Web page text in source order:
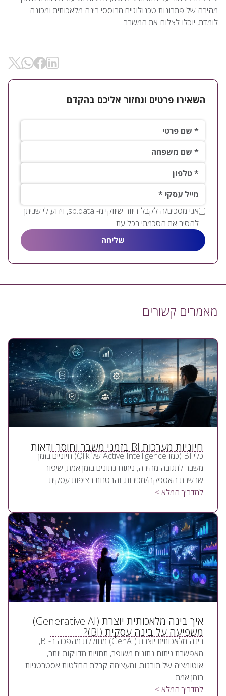
מהירה של פתרונות טכנולוגיים מבוססי בינה מלאכותית ומכונה
לומדת, יוכלו לצלוח את המשבר.
השאירו פרטים ונחזור אליכם בהקדם
שם פרטי*
שם משפחה*
טלפון*
*מייל עסקי
אני מסכים/ה לקבל דיוור שיווקי מ- sp.data, וידוע לי שניתן
להסיר את הסכמתי בכל עת
מאמרים קשורים
חיוניות מערכות BI בזמני משבר וחוסר ודאות
כלי BI (כמו Active Intelligence של Qlik) חיוניים בזמן
משבר לתגובה מהירה, ניתוח נתונים בזמן אמת, שיפור
שרשרת האספקה/מכירות, והבטחת רציפות עסקית.
למדריך המלא >
איך בינה מלאכותית יוצרת (Generative AI)
משפיעה על בינה עסקית (BI)?
בינה מלאכותית יוצרת (GenAI) מחוללת מהפכה ב-BI,
מאפשרת ניתוח נתונים משופר, תחזיות מדויקות יותר,
אוטומציה של תובנות, ומעצימה קבלת החלטות אסטרטגיות
בזמן אמת.
למדריך המלא >